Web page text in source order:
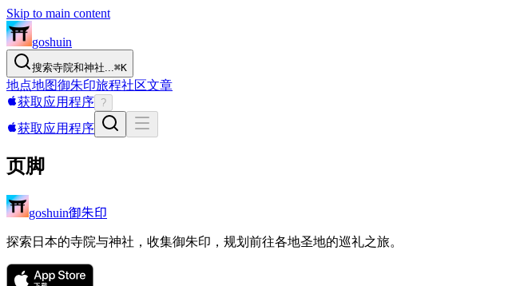
Skip to main content
goshuin
搜索寺院和神社...⌘K
地点地图御朱印旅程社区文章
获取应用程序 ?
获取应用程序
页脚
goshuin御朱印
探索日本的寺院与神社，收集御朱印，规划前往各地圣地的巡礼之旅。